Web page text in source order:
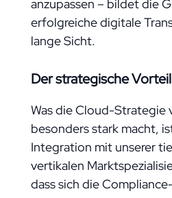
anzupassen – bildet die
erfolgreiche digitale
lange Sicht.
Der strategische Vorteil
Was die Cloud-Strategie
besonders stark macht,
Integration mit unserer
vertikalen
dass sich die